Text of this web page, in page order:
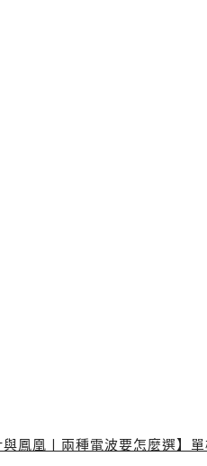
與鳳凰〡兩種電波要怎麼選】